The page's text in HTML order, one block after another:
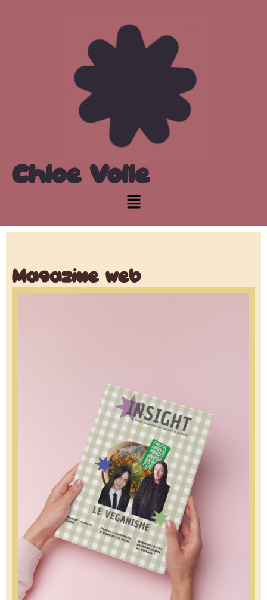
Chloé Volle
Magazine web